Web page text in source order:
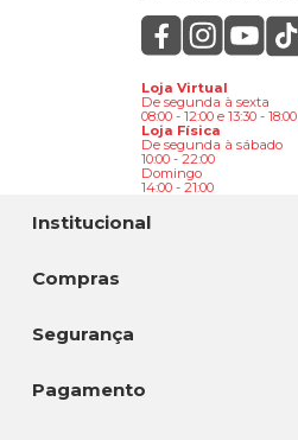
Institucional
Compras
Loja Virtual
De segunda à sexta
08:00 - 12:00 e 13:30 - 18:00
Loja Física
De segunda à sábado
10:00 - 22:00
Domingo
14:00 - 21:00
Segurança
Pagamento